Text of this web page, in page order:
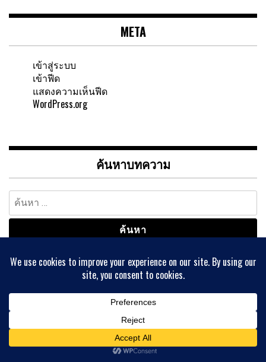
META
เข้าสู่ระบบ
เข้าฟีด
แสดงความเห็นฟีด
WordPress.org
ค้นหาบทความ
ค้นหา
สำหรับ:
เลือกหมวดหมู่
เลือก
หมู่
บทความล่าสุด